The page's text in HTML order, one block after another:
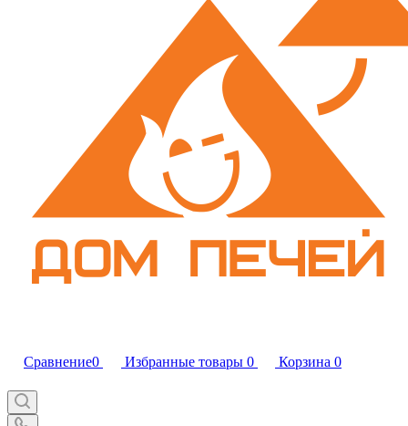
Сравнение0 Избранные товары 0 Корзина 0